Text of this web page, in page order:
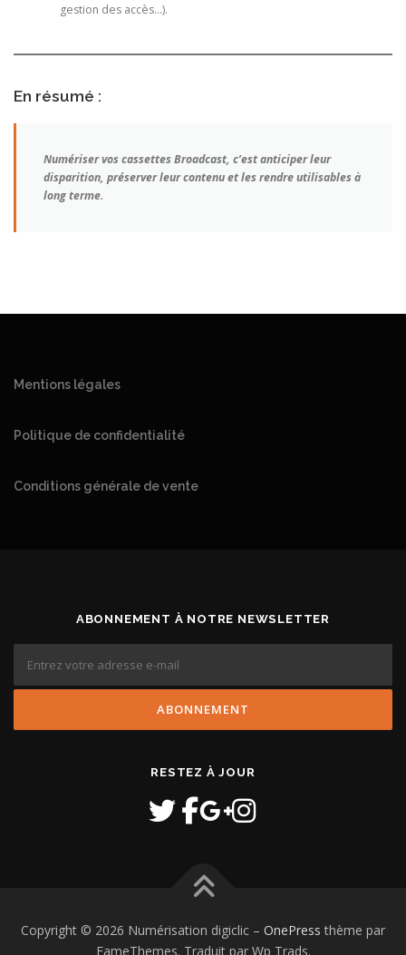
gestion des accès…).
En résumé :
Numériser vos cassettes Broadcast, c’est anticiper leur
disparition, préserver leur contenu et les rendre utilisables à
long terme.
Mentions légales
Politique de confidentialité
Conditions générale de vente
ABONNEMENT À NOTRE NEWSLETTER
RESTEZ À JOUR
Copyright © 2026 Numérisation digiclic – OnePress thème par
FameThemes. Traduit par Wp Trads.